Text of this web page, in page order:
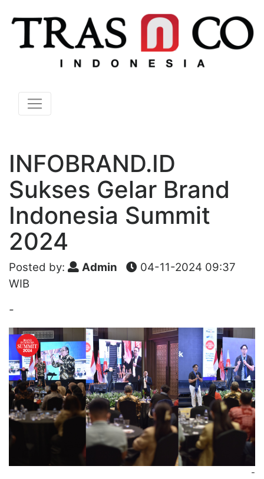
INFOBRAND.ID
Sukses Gelar Brand
Indonesia Summit
2024
Posted by: Admin
04-11-2024 09:37
WIB
-
-